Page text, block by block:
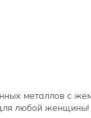
металлов с
любой